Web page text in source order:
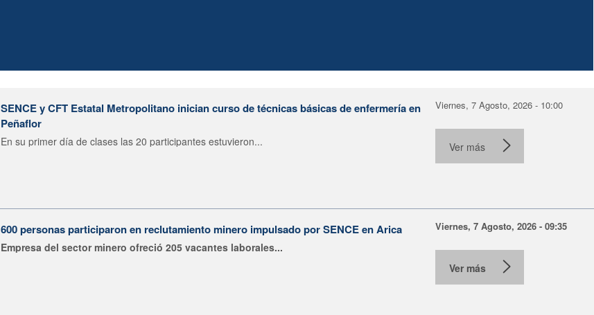
SENCE y CFT Estatal Metropolitano inician curso de técnicas básicas de enfermería en
Peñaflor
En su primer día de clases las 20 participantes estuvieron...
Viernes, 7 Agosto, 2026 - 10:00
Ver más
600 personas participaron en reclutamiento minero impulsado por SENCE en Arica
Empresa del sector minero ofreció 205 vacantes laborales...
Viernes, 7 Agosto, 2026 - 09:35
Ver más